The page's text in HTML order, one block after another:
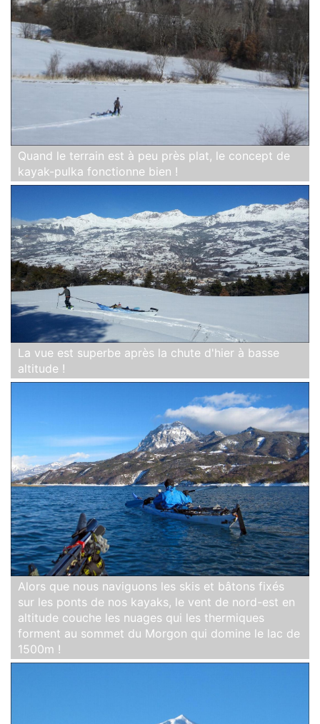
Quand le terrain est à peu près plat, le concept de
kayak-pulka fonctionne bien !
La vue est superbe après la chute d'hier à basse
altitude !
Alors que nous naviguons les skis et bâtons fixés
sur les ponts de nos kayaks, le vent de nord-est en
altitude couche les nuages qui les thermiques
forment au sommet du Morgon qui domine le lac de
1500m !